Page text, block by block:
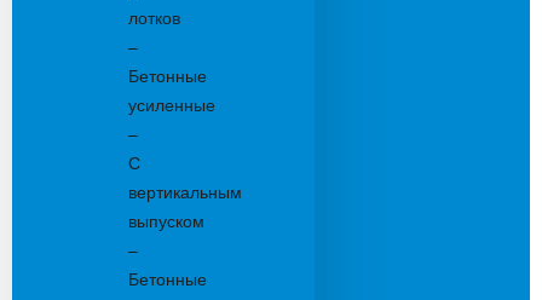
лотков
–
Бетонные
усиленные
–
С
вертикальным
выпуском
–
Бетонные